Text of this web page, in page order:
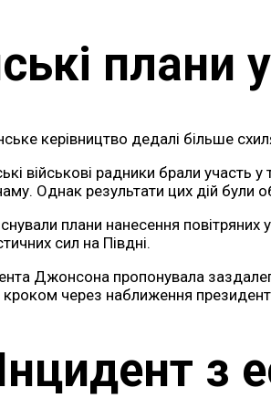
плани
керівництво дедалі більше
військові радники брали участь у
Однак результати цих дій
плани нанесення
сил на Півдні.
Джонсона пропонувала
через наближення
з